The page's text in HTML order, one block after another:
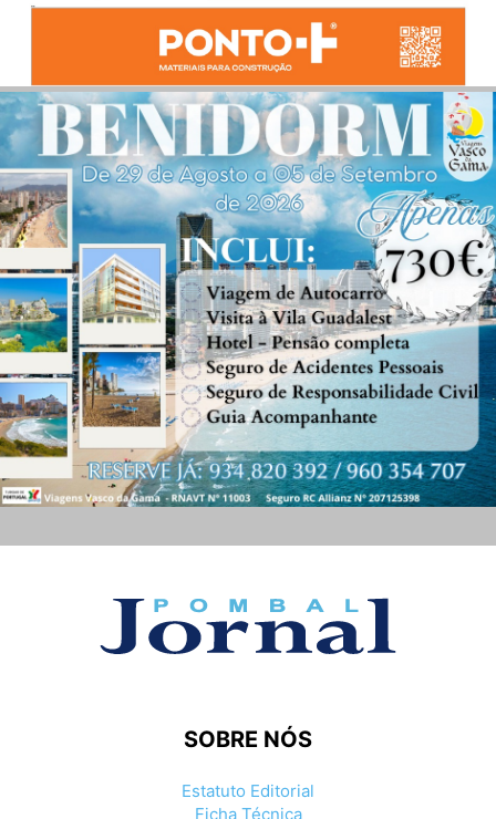
SOBRE NÓS
Estatuto Editorial
Ficha Técnica